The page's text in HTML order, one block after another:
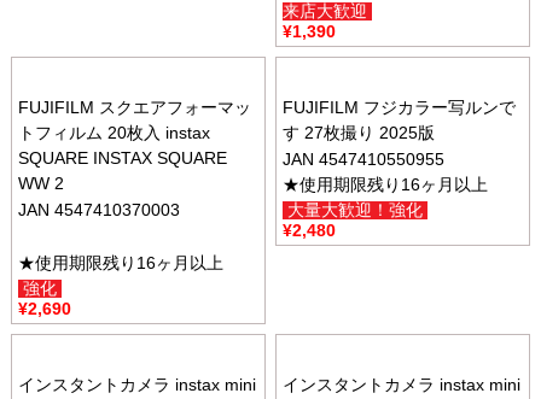
来店大歓迎
¥1,390
FUJIFILM スクエアフォーマッ
トフィルム 20枚入 instax
SQUARE INSTAX SQUARE
WW 2
JAN 4547410370003
★使用期限残り16ヶ月以上
強化
¥2,690
FUJIFILM フジカラー写ルンで
す 27枚撮り 2025版
JAN 4547410550955
★使用期限残り16ヶ月以上
大量大歓迎！強化
¥2,480
インスタントカメラ instax mini
インスタントカメラ instax mini